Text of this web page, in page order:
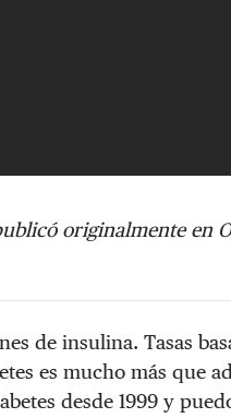
originalmente en
de insulina. Tasas
es mucho más que
desde 1999 y